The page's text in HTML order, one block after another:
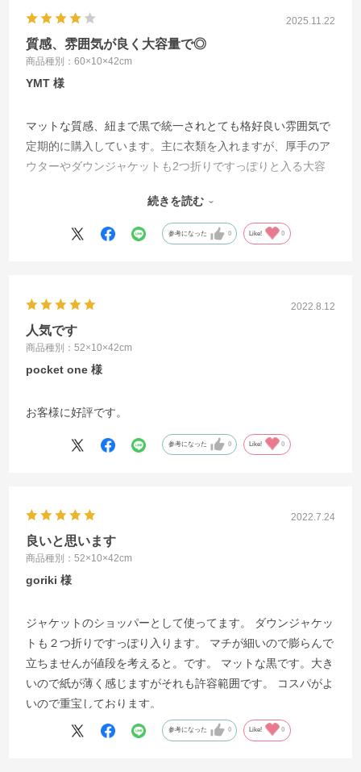
2025.11.22
質感、雰囲気が良く大容量で◎
商品種別：60×10×42cm
YMT
マットな質感、紐まで黒で統一されとても格好良い雰囲気で
定期的に購入しています。主に衣類を入れますが、厚手のア
ウターやダウンジャケットも2つ折りですっぽりと入る大容
ていたりと不良もありますが、問い合わせすると丁寧な対応
をしていただけるので大した問題ではないかと。
続きを読む
参考になった 0 Like! 0
2022.8.12
人気です
商品種別：52×10×42cm
pocket one
お客様に好評です。
参考になった 0 Like! 0
2022.7.24
良いと思います
商品種別：52×10×42cm
goriki
ジャケットのショッパーとして使ってます。 ダウンジャケッ
トも２つ折りですっぽり入ります。 マチが細いので膨らんで
立ちませんが値段を考えると。です。 マットな黒です。大き
いので紙が薄く感じますがそれも許容範囲です。 コスパがよ
いので重宝しております。
参考になった 0 Like! 0